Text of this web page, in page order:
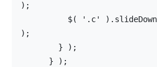
);
);
        } );
      } );